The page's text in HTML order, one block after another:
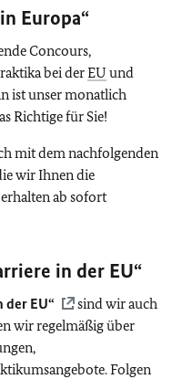
Europa“
Concours,
bei derEU und
ist unser monatlich
Richtige für Sie!
mit dem nachfolgenden
wir Ihnen die
ab sofort
in der EU“
der EU“
sind wir auch
wir regelmäßig über
Folgen